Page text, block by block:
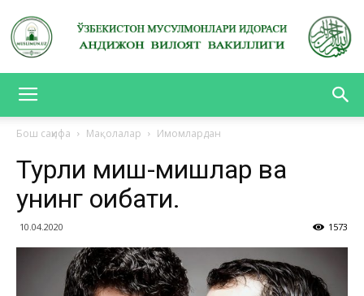
ВИЛОЯТ
Бош саҳифа Мақолалар Имомлардан
Турли миш-мишлар ва
унинг оқибати.
10.04.2020 1573